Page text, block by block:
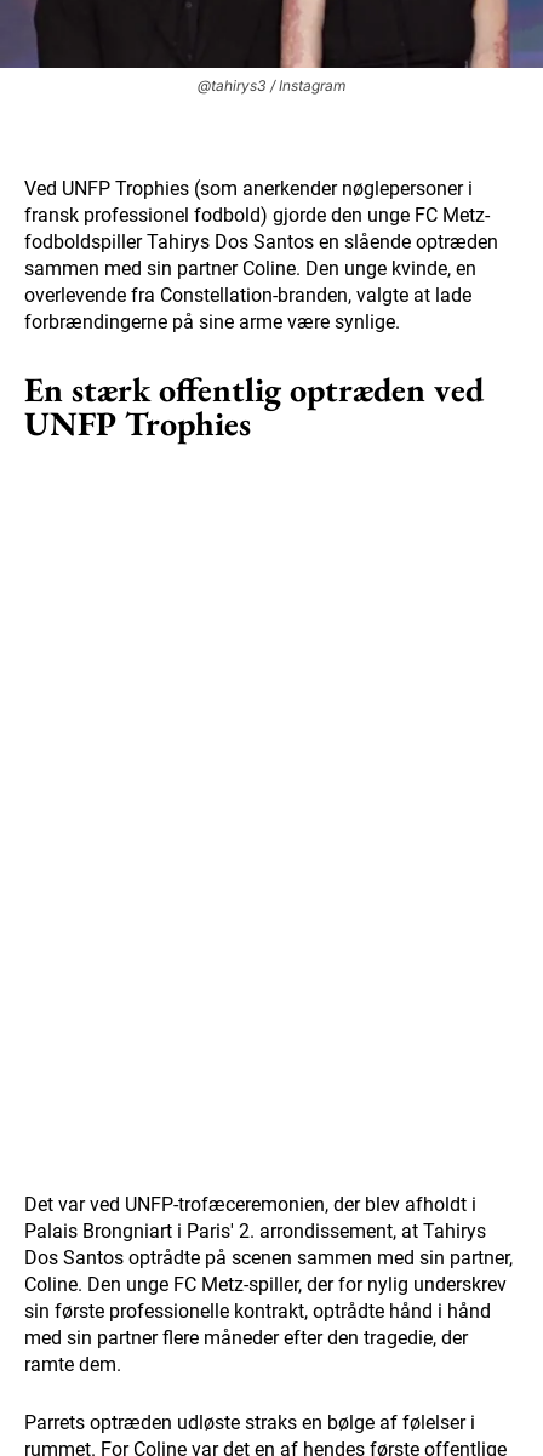
@tahirys3 / Instagram
Ved UNFP Trophies (som anerkender nøglepersoner i
fransk professionel fodbold) gjorde den unge FC Metz-
fodboldspiller Tahirys Dos Santos en slående optræden
sammen med sin partner Coline. Den unge kvinde, en
overlevende fra Constellation-branden, valgte at lade
forbrændingerne på sine arme være synlige.
En stærk offentlig optræden ved
UNFP Trophies
Det var ved UNFP-trofæceremonien, der blev afholdt i
Palais Brongniart i Paris' 2. arrondissement, at Tahirys
Dos Santos optrådte på scenen sammen med sin partner,
Coline. Den unge FC Metz-spiller, der for nylig underskrev
sin første professionelle kontrakt, optrådte hånd i hånd
med sin partner flere måneder efter den tragedie, der
ramte dem.
Parrets optræden udløste straks en bølge af følelser i
rummet. For Coline var det en af hendes første offentlige